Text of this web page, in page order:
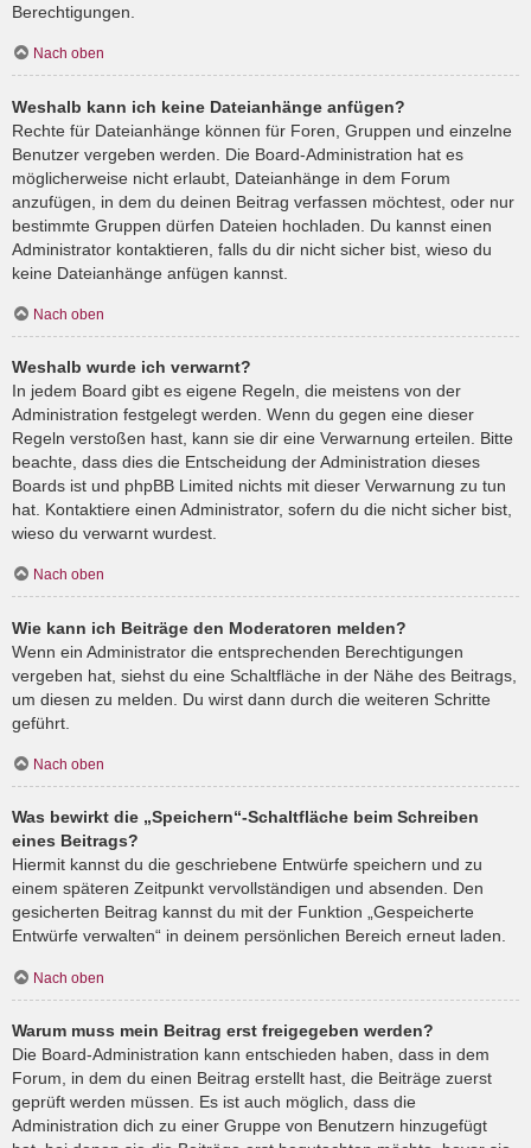
Berechtigungen.
Nach oben
Weshalb kann ich keine Dateianhänge anfügen?
Rechte für Dateianhänge können für Foren, Gruppen und einzelne
Benutzer vergeben werden. Die Board-Administration hat es
möglicherweise nicht erlaubt, Dateianhänge in dem Forum
anzufügen, in dem du deinen Beitrag verfassen möchtest, oder nur
bestimmte Gruppen dürfen Dateien hochladen. Du kannst einen
Administrator kontaktieren, falls du dir nicht sicher bist, wieso du
keine Dateianhänge anfügen kannst.
Nach oben
Weshalb wurde ich verwarnt?
In jedem Board gibt es eigene Regeln, die meistens von der
Administration festgelegt werden. Wenn du gegen eine dieser
Regeln verstoßen hast, kann sie dir eine Verwarnung erteilen. Bitte
beachte, dass dies die Entscheidung der Administration dieses
Boards ist und phpBB Limited nichts mit dieser Verwarnung zu tun
hat. Kontaktiere einen Administrator, sofern du die nicht sicher bist,
wieso du verwarnt wurdest.
Nach oben
Wie kann ich Beiträge den Moderatoren melden?
Wenn ein Administrator die entsprechenden Berechtigungen
vergeben hat, siehst du eine Schaltfläche in der Nähe des Beitrags,
um diesen zu melden. Du wirst dann durch die weiteren Schritte
geführt.
Nach oben
Was bewirkt die „Speichern“-Schaltfläche beim Schreiben
eines Beitrags?
Hiermit kannst du die geschriebene Entwürfe speichern und zu
einem späteren Zeitpunkt vervollständigen und absenden. Den
gesicherten Beitrag kannst du mit der Funktion „Gespeicherte
Entwürfe verwalten“ in deinem persönlichen Bereich erneut laden.
Nach oben
Warum muss mein Beitrag erst freigegeben werden?
Die Board-Administration kann entschieden haben, dass in dem
Forum, in dem du einen Beitrag erstellt hast, die Beiträge zuerst
geprüft werden müssen. Es ist auch möglich, dass die
Administration dich zu einer Gruppe von Benutzern hinzugefügt